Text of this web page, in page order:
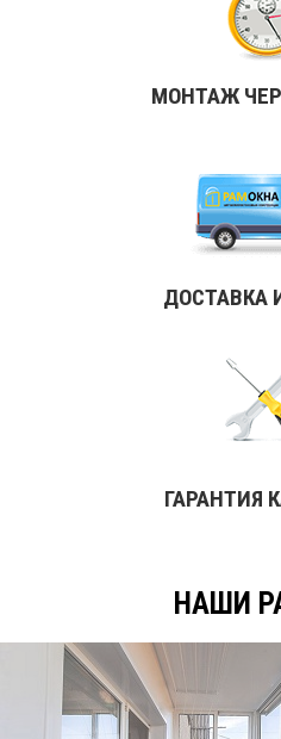
МОНТАЖ
ДОСТАВКА
ГАРАНТИЯ
НАШИ